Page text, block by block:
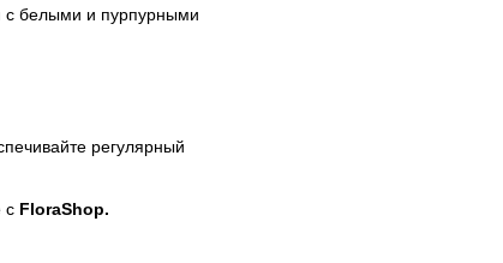
с белыми и пурпурными
регулярный
с FloraShop.